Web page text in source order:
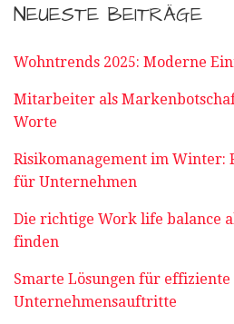
NEUESTE BEITRÄGE
Wohntrends 2025: Moderne
Mitarbeiter als
Worte
Risikomanagement im Winter:
für Unternehmen
Die richtige Work life balance
finden
Smarte Lösungen für effiziente
Unternehmensauftritte